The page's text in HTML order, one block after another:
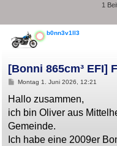
1
b0nn3v1ll3
[Bonni 865cm³ EFI]
B
i
t
r
a
g
Montag 1. Juni 2026, 12:21
Hallo zusammen,
ich bin Oliver aus
Gemeinde.
Ich habe eine 2009er